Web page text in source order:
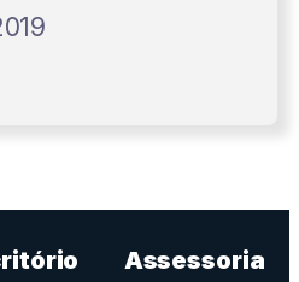
Assessoria